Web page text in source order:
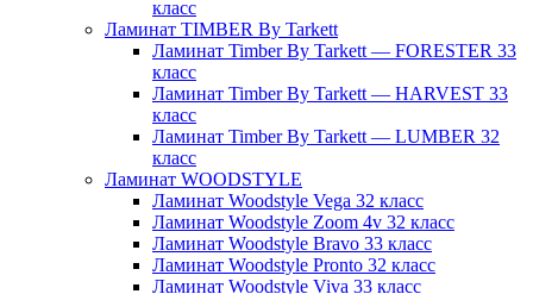
класс
Ламинат TIMBER By Tarkett
Ламинат Timber By Tarkett — FORESTER 33
класс
Ламинат Timber By Tarkett — HARVEST 33
класс
Ламинат Timber By Tarkett — LUMBER 32
класс
Ламинат WOODSTYLE
Ламинат Woodstyle Vega 32 класс
Ламинат Woodstyle Zoom 4v 32 класс
Ламинат Woodstyle Bravo 33 класс
Ламинат Woodstyle Pronto 32 класс
Ламинат Woodstyle Viva 33 класс